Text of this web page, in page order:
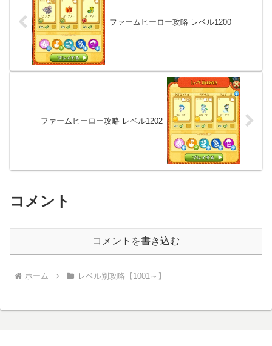
ファームヒーロー攻略 レベル1200
ファームヒーロー攻略 レベル1202
コメント
コメントを書き込む
ホーム レベル別攻略【1001～】